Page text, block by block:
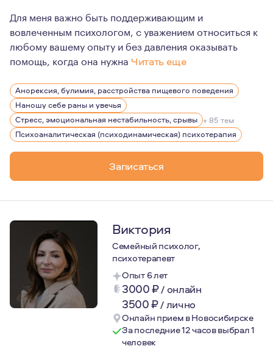
Для меня важно быть поддерживающим и
вовлеченным психологом, с уважением относиться к
любому вашему опыту и без давления оказывать
помощь, когда она нужна Читать еще
Мой личный опыт терапии показал мне, как работа с
Анорексия, булимия, расстройства пищевого поведения
Наношу себе раны и увечья
Стресс, эмоциональная нестабильность, срывы + 85 тем
Психоаналитическая (психодинамическая) психотерапия
Записаться
Виктория
Семейный психолог,
психотерапевт
Опыт 6 лет
3000₽/ онлайн
3500₽/лично
Онлайн прием в Новосибирске
За последние 12 часов выбрал 1
человек